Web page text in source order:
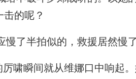
的呢？
了半拍似的，救援居然慢了
啸瞬间就从维娜口中响起。